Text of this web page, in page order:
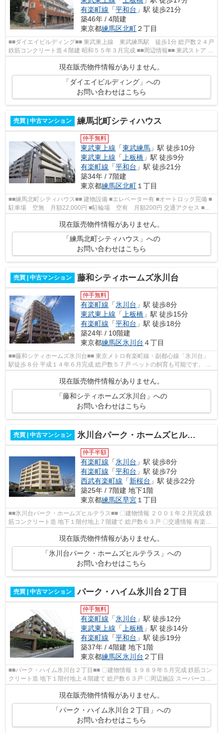
有楽町線 「平和台 」駅 徒歩21分
築46年 / 4階建
東京都練馬区北町２丁目
■■ダイエイビルディング■■ 東武東上線 東武練馬駅 徒歩1分 総戸数２４戸
鉄筋コンクリート造４階建 昭和５５年３月完成 ■■周辺情報■■ 東武ストア フ
現在販売物件情報がありません。
「ダイエイビルディング」への
お問い合わせはこちら
売買 | 中古マンション 練馬北町シティハウス
仲手無料
東武東上線 「東武練馬 」駅 徒歩10分
東武東上線 「 上板橋 」駅 徒歩9分
有楽町線 「平和台 」駅 徒歩21分
築34年 / 7階建
東京都練馬区北町 １丁目
■■練馬北町シティハウス■■ 建物設備 ■エレベーター有 ■オートロック完備 ■
駐車場 空無 月額22,000円 ■駐輪場 空有 月額200円 交通アクセス ■東
武東上線 東武練馬駅 徒歩１０...
現在販売物件情報がありません。
「練馬北町シティハウス」への
お問い合わせはこちら
売買 | 中古マンション 藤和シティホームズ氷川台
仲手無料
有楽町線 「氷川台 」駅 徒歩8分
東武東上線 「 上板橋 」駅 徒歩15分
有楽町線 「平和台 」駅 徒歩18分
築24年 / 10階建
東京都練馬区氷川台 ４丁目
■■藤和シティホームズ氷川台■■ 東京メトロ有楽町線・副都心線「氷川台」
駅徒歩８分 平成１４年６月完成 総戸数５７戸 ペットの飼育も可能です。 駅
現在販売物件情報がありません。
「藤和シティホームズ氷川台」への
お問い合わせはこちら
売買 | 中古マンション 氷川台パーク・ホームズヒルテラス
仲手半額
有楽町線 「氷川台 」駅 徒歩8分
有楽町線 「平和台 」駅 徒歩7分
西武有楽町線 「新桜台 」駅 徒歩22分
築25年 / 7階建 地下1階
東京都練馬区早宮 １丁目
■■氷川台パーク・ホームズヒルテラス■■ 〇建物情報 ２００１年２月完成 鉄
筋コンクリート造 地下１階付地上７階建て 総戸数６３戸 〇交通情報 有楽町
線「氷川台駅」徒歩８分 ...
現在販売物件情報がありません。
「氷川台パーク・ホームズヒルテラス」への
お問い合わせはこちら
売買 | 中古マンション パーク・ハイム氷川台２丁目
仲手無料
有楽町線 「氷川台 」駅 徒歩12分
東武東上線 「上板橋 」駅 徒歩14分
有楽町線 「平和台 」駅 徒歩19分
築37年 / 4階建 地下1階
東京都練馬区氷川台 ２丁目
■■パーク・ハイム氷川台２丁目■■ 〇建物情報 １９８９年５月完成 鉄筋コン
クリート造 地下１階付地上４階建て 総戸数６３戸 〇周辺施設 スーパーコモ
現在販売物件情報がありません。
「パーク・ハイム氷川台２丁目」への
お問い合わせはこちら